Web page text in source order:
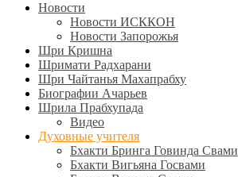
Новости
Новости ИСККОН
Новости Запорожья
Шри Кришна
Шримати Радхарани
Шри Чайтанья Махапрабху
Биографии Ачарьев
Шрила Прабхупада
Видео
Духовные учителя
Бхакти Бринга Говинда Свами
Бхакти Вигьяна Госвами